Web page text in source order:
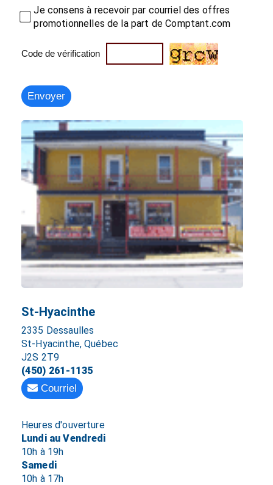
Je consens à recevoir par courriel des offres
promotionnelles de la part de Comptant.com
Code de vérification
St-Hyacinthe
2335 Dessaulles
St-Hyacinthe, Québec
J2S 2T9
(450) 261-1135
Courriel
Heures d'ouverture
Lundi au Vendredi
10h à 19h
Samedi
10h à 17h